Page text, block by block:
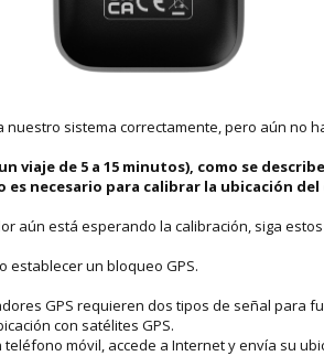
sistema correctamente, pero aún no
viaje de 5 a 15 minutos), como se
es necesario para calibrar la ubicación
aún está esperando la calibración, siga
establecer un bloqueo GPS.
GPS requieren dos tipos de señal para
con satélites GPS.
móvil, accede a Internet y envía su